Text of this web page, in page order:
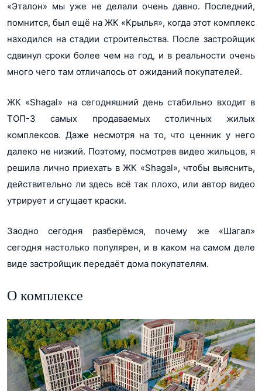
«Эталон» мы уже не делали очень давно. Последний,
помнится, был ещё на ЖК «Крылья», когда этот комплекс
находился на стадии строительства. После застройщик
сдвинул сроки более чем на год, и в реальности очень
много чего там отличалось от ожиданий покупателей.
ЖК «Shagal» на сегодняшний день стабильно входит в
ТОП-3 самых продаваемых столичных жилых
комплексов. Даже несмотря на то, что ценник у него
далеко не низкий. Поэтому, посмотрев видео жильцов, я
решила лично приехать в ЖК «Shagal», чтобы выяснить,
действительно ли здесь всё так плохо, или автор видео
утрирует и сгущает краски.
Заодно сегодня разберёмся, почему же «Шагал»
сегодня настолько популярен, и в каком на самом деле
виде застройщик передаёт дома покупателям.
О комплексе